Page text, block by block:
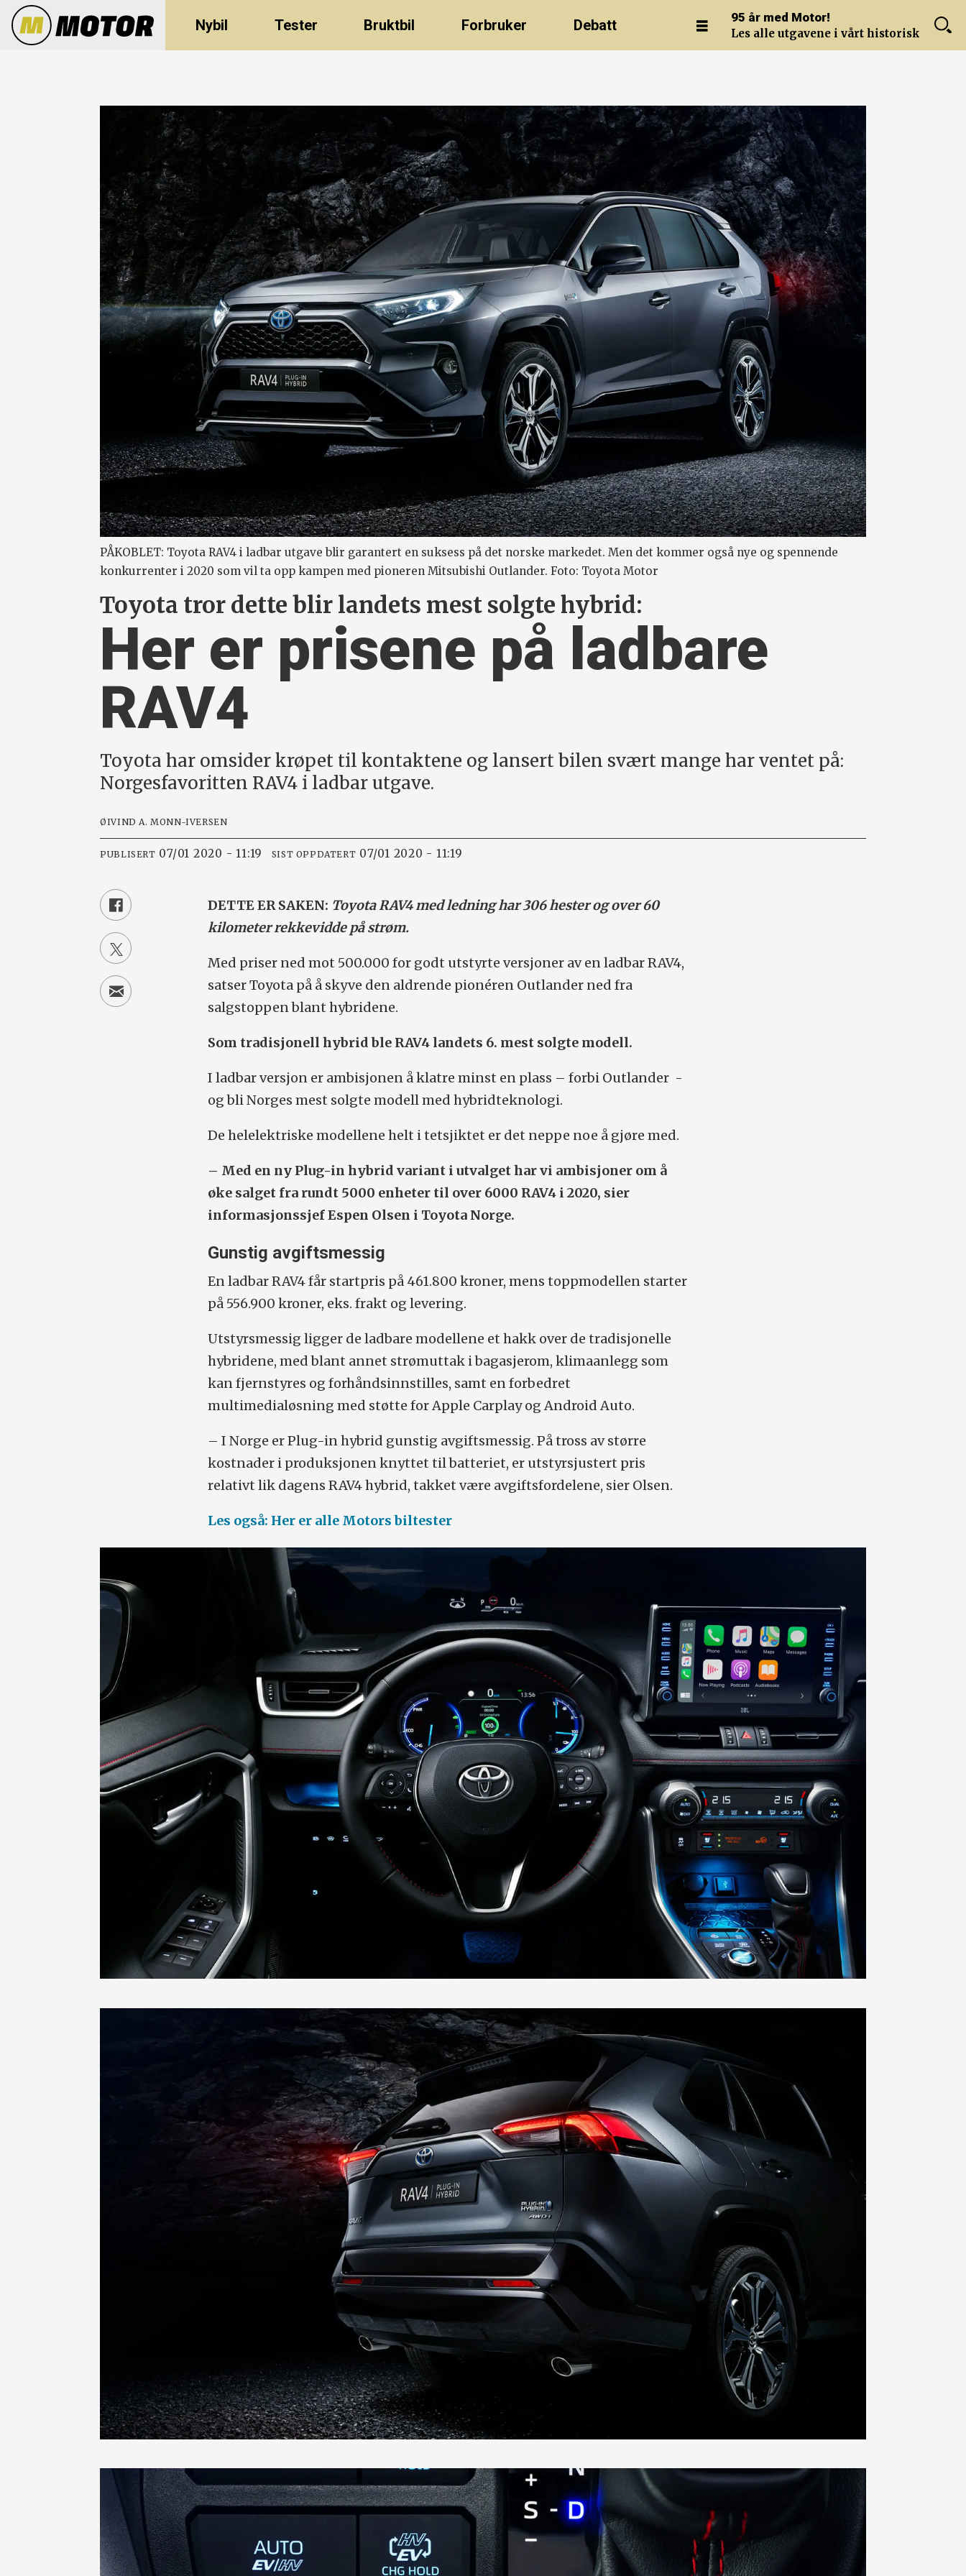
Nybil Tester Bruktbil Forbruker Debatt 95 år med Motor!
Les alle utgavene i vårt historiske arkiv.
PÅKOBLET: Toyota RAV4 i ladbar utgave blir garantert en suksess på det norske markedet. Men det kommer også nye og spennende
konkurrenter i 2020 som vil ta opp kampen med pioneren Mitsubishi Outlander. Foto: Toyota Motor
Toyota tror dette blir landets mest solgte hybrid:
Her er prisene på ladbare
RAV4
Toyota har omsider krøpet til kontaktene og lansert bilen svært mange har ventet på:
Norgesfavoritten RAV4 i ladbar utgave.
ØIVIND A. MONN-IVERSEN
PUBLISERT 07/01 2020 - 11:19 SIST OPPDATERT 07/01 2020 - 11:19
DETTE ER SAKEN: Toyota RAV4 med ledning har 306 hester og over 60
kilometer rekkevidde på strøm.
Med priser ned mot 500.000 for godt utstyrte versjoner av en ladbar RAV4,
satser Toyota på å skyve den aldrende pionéren Outlander ned fra
salgstoppen blant hybridene.
Som tradisjonell hybrid ble RAV4 landets 6. mest solgte modell.
I ladbar versjon er ambisjonen å klatre minst en plass – forbi Outlander -
og bli Norges mest solgte modell med hybridteknologi.
De helelektriske modellene helt i tetsjiktet er det neppe noe å gjøre med.
– Med en ny Plug-in hybrid variant i utvalget har vi ambisjoner om å
øke salget fra rundt 5000 enheter til over 6000 RAV4 i 2020, sier
informasjonssjef Espen Olsen i Toyota Norge.
Gunstig avgiftsmessig
En ladbar RAV4 får startpris på 461.800 kroner, mens toppmodellen starter
på 556.900 kroner, eks. frakt og levering.
Utstyrsmessig ligger de ladbare modellene et hakk over de tradisjonelle
hybridene, med blant annet strømuttak i bagasjerom, klimaanlegg som
kan fjernstyres og forhåndsinnstilles, samt en forbedret
multimedialøsning med støtte for Apple Carplay og Android Auto.
– I Norge er Plug-in hybrid gunstig avgiftsmessig. På tross av større
kostnader i produksjonen knyttet til batteriet, er utstyrsjustert pris
relativt lik dagens RAV4 hybrid, takket være avgiftsfordelene, sier Olsen.
Les også: Her er alle Motors biltester